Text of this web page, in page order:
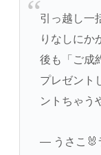
引っ越し一
りなしにか
後も「ご成
プレゼント
ントちゃう
— うさこ🐰